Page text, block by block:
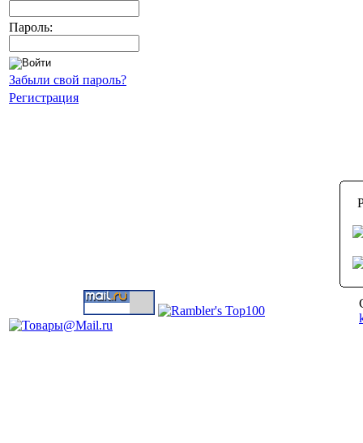
Пароль:
Забыли свой пароль?
Регистрация